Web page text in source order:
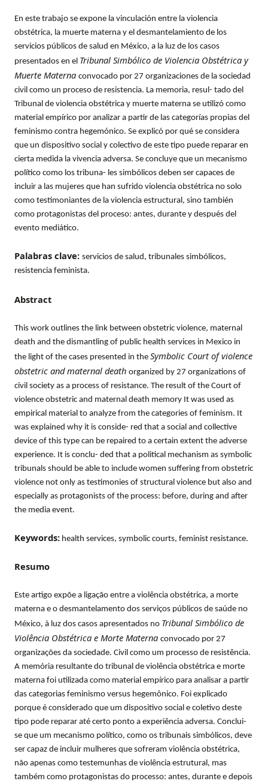
En este trabajo se expone la vinculación entre la violencia
obstétrica, la muerte materna y el desmantelamiento de los
servicios públicos de salud en México, a la luz de los casos
presentados en el Tribunal Simbólico de Violencia Obstétrica y
Muerte Materna convocado por 27 organizaciones de la sociedad
civil como un proceso de resistencia. La memoria, resul- tado del
Tribunal de violencia obstétrica y muerte materna se utilizó como
material empírico por analizar a partir de las categorías propias del
feminismo contra hegemónico. Se explicó por qué se considera
que un dispositivo social y colectivo de este tipo puede reparar en
cierta medida la vivencia adversa. Se concluye que un mecanismo
político como los tribuna- les simbólicos deben ser capaces de
incluir a las mujeres que han sufrido violencia obstétrica no solo
como testimoniantes de la violencia estructural, sino también
como protagonistas del proceso: antes, durante y después del
evento mediático.
Palabras clave: servicios de salud, tribunales simbólicos,
resistencia feminista.
Abstract
This work outlines the link between obstetric violence, maternal
death and the dismantling of public health services in Mexico in
the light of the cases presented in the Symbolic Court of violence
obstetric and maternal death organized by 27 organizations of
civil society as a process of resistance. The result of the Court of
violence obstetric and maternal death memory It was used as
empirical material to analyze from the categories of feminism. It
was explained why it is conside- red that a social and collective
device of this type can be repaired to a certain extent the adverse
experience. It is conclu- ded that a political mechanism as symbolic
tribunals should be able to include women suffering from obstetric
violence not only as testimonies of structural violence but also and
especially as protagonists of the process: before, during and after
the media event.
Keywords: health services, symbolic courts, feminist resistance.
Resumo
Este artigo expõe a ligação entre a violência obstétrica, a morte
materna e o desmantelamento dos serviços públicos de saúde no
México, à luz dos casos apresentados no Tribunal Simbólico de
Violência Obstétrica e Morte Materna convocado por 27
organizações da sociedade. Civil como um processo de resistência.
A memória resultante do tribunal de violência obstétrica e morte
materna foi utilizada como material empírico para analisar a partir
das categorias feminismo versus hegemônico. Foi explicado
porque é considerado que um dispositivo social e coletivo deste
tipo pode reparar até certo ponto a experiência adversa. Conclui-
se que um mecanismo político, como os tribunais simbólicos, deve
ser capaz de incluir mulheres que sofreram violência obstétrica,
não apenas como testemunhas de violência estrutural, mas
também como protagonistas do processo: antes, durante e depois